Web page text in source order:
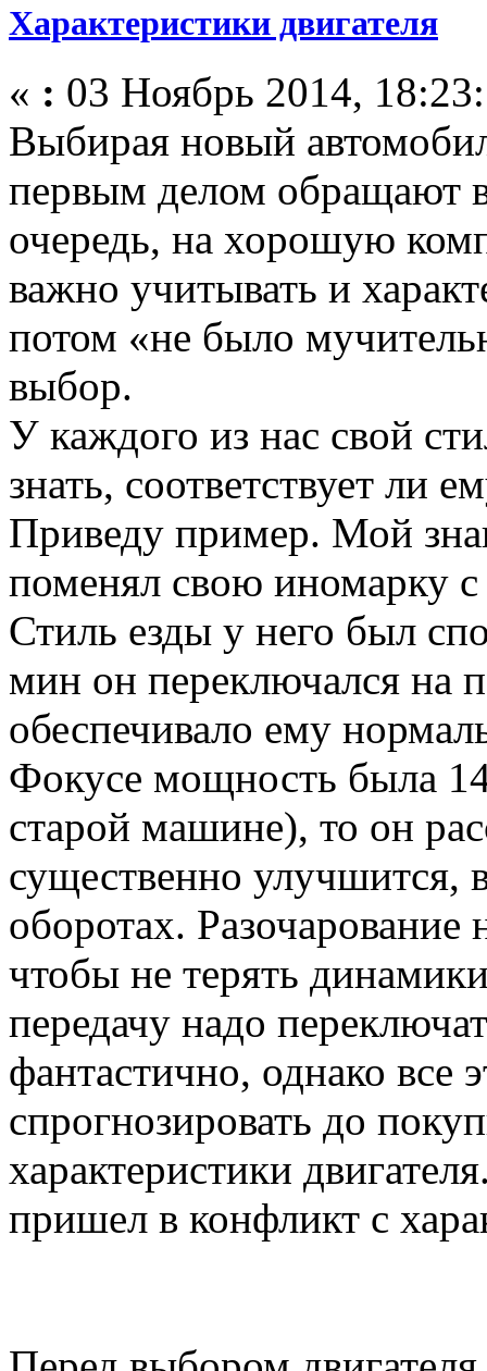
Характеристики двигателя
« : 03 Ноябрь 2014,
Выбирая новый
первым делом обращают
очередь, на хорошую
важно учитывать и
потом «не было
выбор.
У каждого из нас свой
знать, соответствует ли
Приведу пример. Мой
поменял свою иномарку
Стиль езды у него был
мин он переключался на
обеспечивало ему
Фокусе мощность была
старой машине), то он
существенно улучшится,
оборотах. Разочарование
чтобы не терять
передачу надо
фантастично, однако все
спрогнозировать до
характеристики
пришел в конфликт с